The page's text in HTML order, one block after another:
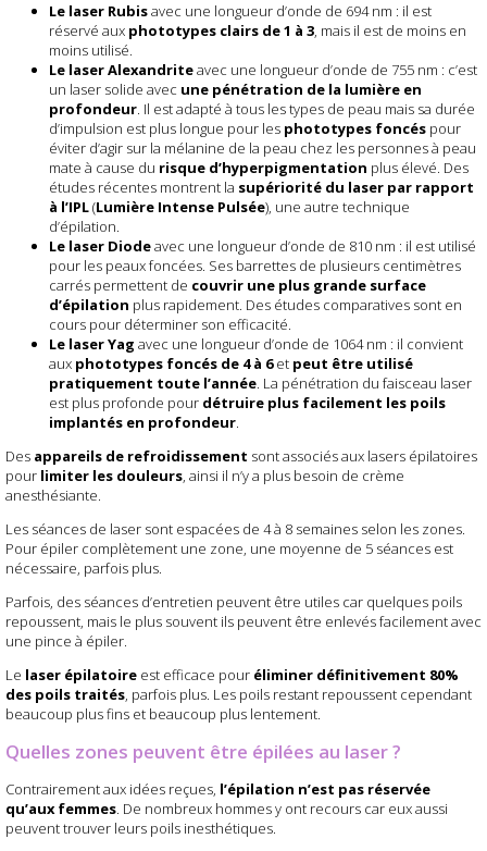
Le laser Rubisavec une longueur d’onde de 694 nm : il est
réservé aux phototypes clairs de 1 à 3, mais il est de moins en
moins utilisé.
Le laser Alexandriteavec une longueur d’onde de 755 nm : c’est
un laser solide avec une pénétration de la lumière en
profondeur. Il est adapté à tous les types de peau mais sa durée
d’impulsion est plus longue pour les phototypes foncés pour
éviter d’agir sur la mélanine de la peau chez les personnes à peau
mate à cause du risque d’hyperpigmentation plus élevé. Des
études récentes montrent la supériorité du laser par rapport
à l’IPL(Lumière Intense Pulsée), une autre technique
d’épilation.
Le laser Diodeavec une longueur d’onde de 810 nm : il est utilisé
pour les peaux foncées. Ses barrettes de plusieurs centimètres
carrés permettent de couvrir une plus grande surface
d’épilation plus rapidement. Des études comparatives sont en
cours pour déterminer son efficacité.
Le laser Yag avec une longueur d’onde de 1064 nm : il convient
aux phototypes foncés de 4 à 6et peut être utilisé
pratiquement toute l’année. La pénétration du faisceau laser
est plus profonde pour détruire plus facilement les poils
implantés en profondeur.
Des appareils de refroidissement sont associés aux lasers épilatoires
pour limiter les douleurs, ainsi il n’y a plus besoin de crème
anesthésiante.
Les séances de laser sont espacées de 4 à 8 semaines selon les zones.
Pour épiler complètement une zone, une moyenne de 5 séances est
nécessaire, parfois plus.
Parfois, des séances d’entretien peuvent être utiles car quelques poils
repoussent, mais le plus souvent ils peuvent être enlevés facilement avec
une pince à épiler.
Le laser épilatoire est efficace pour éliminer définitivement 80%
des poils traités, parfois plus. Les poils restant repoussent cependant
beaucoup plus fins et beaucoup plus lentement.
Quelles zones peuvent être épilées au laser ?
Contrairement aux idées reçues, l’épilation n’est pas réservée
qu’aux femmes. De nombreux hommes y ont recours car eux aussi
peuvent trouver leurs poils inesthétiques.